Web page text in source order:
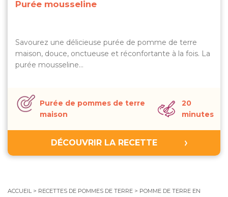
Purée mousseline
Savourez une délicieuse purée de pomme de terre
maison, douce, onctueuse et réconfortante à la fois. La
purée mousseline…
Purée de pommes de terre
maison
20
minutes
DÉCOUVRIR LA RECETTE
ACCUEIL> RECETTES DE POMMES DE TERRE > POMME DE TERRE EN